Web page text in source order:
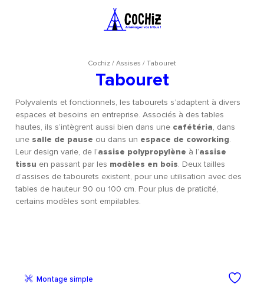
Cochiz/Assises /Tabouret
Tabouret
Polyvalents et fonctionnels, les tabourets s’adaptent à divers
espaces et besoins en entreprise. Associés à des tables
hautes, ils s’intègrent aussi bien dans une cafétéria, dans
une salle de pause ou dans un espace de coworking.
Leur design varie, de l’assise polypropylène à l’assise
tissu en passant par les modèles en bois. Deux tailles
d’assises de tabourets existent, pour une utilisation avec des
tables de hauteur 90 ou 100 cm. Pour plus de praticité,
certains modèles sont empilables.
Montage simple